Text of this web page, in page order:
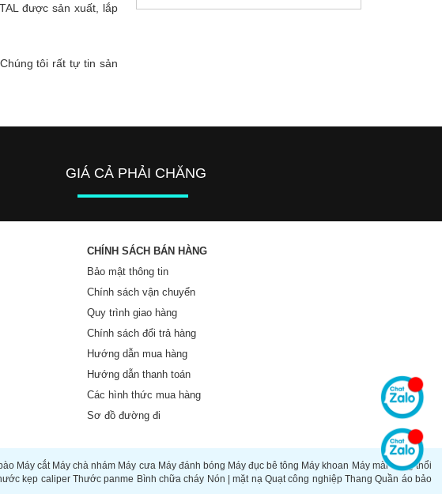
được sản xuất, lắp
tôi rất tự tin sản
GIÁ CẢ PHẢI CHĂNG
CHÍNH SÁCH BÁN HÀNG
Bảo mật thông tin
Chính sách vận chuyển
Quy trình giao hàng
Chính sách đổi trả hàng
Hướng dẫn mua hàng
Hướng dẫn thanh toán
Các hình thức mua hàng
Sơ đồ đường đi
Máy cắt Máy chà nhám Máy cưa Máy đánh bóng Máy đục bê tông Máy khoan Máy mài Súng thổi
kẹp caliper Thước panme Bình chữa cháy Nón | mặt nạ Quạt công nghiệp Thang Quần áo bảo